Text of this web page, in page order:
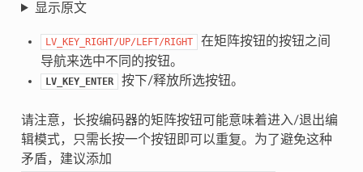
显示原文
LV_KEY_RIGHT/UP/LEFT/RIGHT
在矩阵按钮的按钮之间
导航来选中不同的按钮。
LV_KEY_ENTER 按下/释放所选按钮。
请注意，长按编码器的矩阵按钮可能意味着进入/退出编
辑模式，只需长按一个按钮即可以重复。为了避免这种
矛盾，建议添加